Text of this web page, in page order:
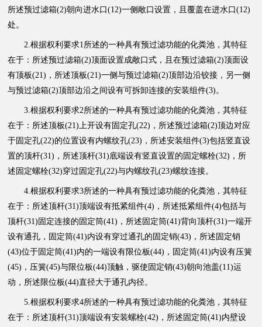
所述预过滤箱(2)朝向进水口(12)一侧敞口设置，且覆盖在进水口(12)
处。
2.根据权利要求1所述的一种具有预过滤功能的化粪池，其特征
在于：所述预过滤箱(2)顶面设置成敞口式，且在预过滤箱(2)顶面设
有顶板(21)，所述顶板(21)一侧与预过滤箱(2)顶部边沿铰接，另一侧
与预过滤箱(2)顶部边沿之间设有可拆卸连接的安装组件(3)。
3.根据权利要求2所述的一种具有预过滤功能的化粪池，其特征
在于：所述顶板(21)上开设有固定孔(22)，所述预过滤箱(2)顶边对应
于固定孔(22)的位置设有内螺纹孔(23)，所述安装组件(3)包括竖直设
置的顶杆(31)，所述顶杆(31)底端设有竖直设置的固定螺栓(32)，所
述固定螺栓(32)穿过固定孔(22)与内螺纹孔(23)螺纹连接。
4.根据权利要求3所述的一种具有预过滤功能的化粪池，其特征
在于：所述顶杆(31)顶端设有抵紧组件(4)，所述抵紧组件(4)包括与
顶杆(31)固定连接的固定筒(41)，所述固定筒(41)背向顶杆(31)一端开
设有通孔，固定筒(41)内设有穿过通孔的固定销(43)，所述固定销
(43)位于固定筒(41)内的一端设有限位板(44)，固定筒(41)内设有压簧
(45)，压簧(45)与限位板(44)顶触，驱使固定销(43)朝向池盖(11)运
动，所述限位板(44)直径大于通孔内径。
5.根据权利要求4所述的一种具有预过滤功能的化粪池，其特征
在于：所述顶杆(31)顶端设有安装螺栓(42)，所述固定筒(41)内壁设